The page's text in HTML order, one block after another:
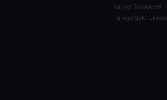
Kariyer Tavsiyeleri
Türkiye'deki